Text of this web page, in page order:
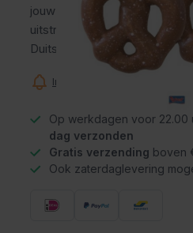
jouw look direct een speelse
uitstraling. Perfect voor
Duitse themafeesten.
Informeer mij wanneer dit
Op werkdagen voor 22.00
dag verzonden
Gratis verzending boven
Ook zaterdaglevering